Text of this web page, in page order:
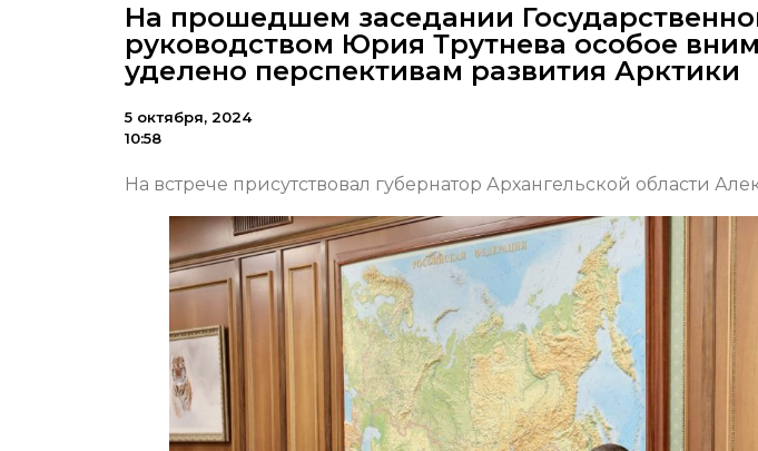
На прошедшем заседании
руководством Юрия Трутнева особое
уделено перспективам развития Арктики
5 октября, 2024
10:58
На встрече присутствовал губернатор Архангельской области